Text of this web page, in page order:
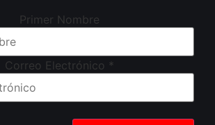
Primer Nombre
Correo Electrónico *